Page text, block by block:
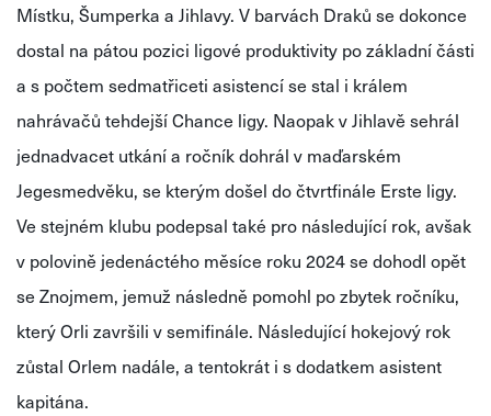
Místku, Šumperka a Jihlavy. V barvách Draků se dokonce
dostal na pátou pozici ligové produktivity po základní části
a s počtem sedmatřiceti asistencí se stal i králem
nahrávačů tehdejší Chance ligy. Naopak v Jihlavě sehrál
jednadvacet utkání a ročník dohrál v maďarském
Jegesmedvěku, se kterým došel do čtvrtfinále Erste ligy.
Ve stejném klubu podepsal také pro následující rok, avšak
v polovině jedenáctého měsíce roku 2024 se dohodl opět
se Znojmem, jemuž následně pomohl po zbytek ročníku,
který Orli završili v semifinále. Následující hokejový rok
zůstal Orlem nadále, a tentokrát i s dodatkem asistent
kapitána.